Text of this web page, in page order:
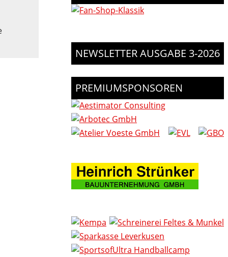
NEWSLETTER AUSGABE 3-2026
PREMIUMSPONSOREN